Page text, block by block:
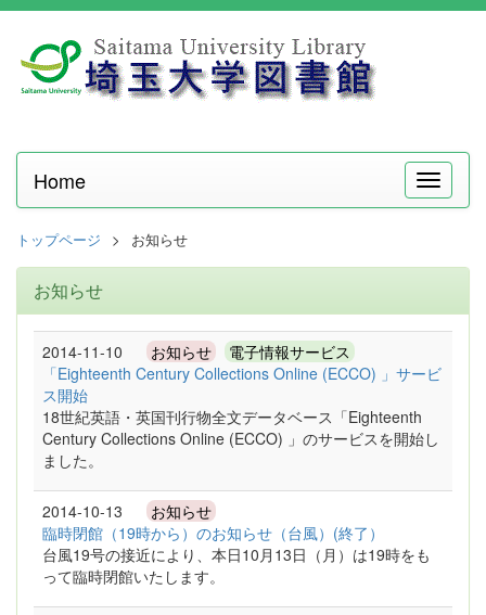
メ
ニ
Home
トップページ お知らせ
お知らせ
2014-11-10 お知らせ 電子情報サービス
「Eighteenth Century Collections Online (ECCO) 」サービ
ス開始
18世紀英語・英国刊行物全文データベース「Eighteenth
Century Collections Online (ECCO) 」のサービスを開始し
ました。
2014-10-13 お知らせ
臨時閉館（19時から）のお知らせ（台風）(終了）
台風19号の接近により、本日10月13日（月）は19時をも
って臨時閉館いたします。